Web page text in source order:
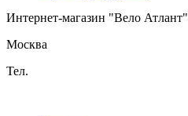
Интернет-магазин "Вело Атлант"
Москва
Тел.